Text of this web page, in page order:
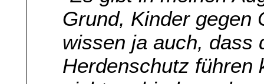
Grund, Kinder gegen
wissen ja auch, dass
Herdenschutz führen